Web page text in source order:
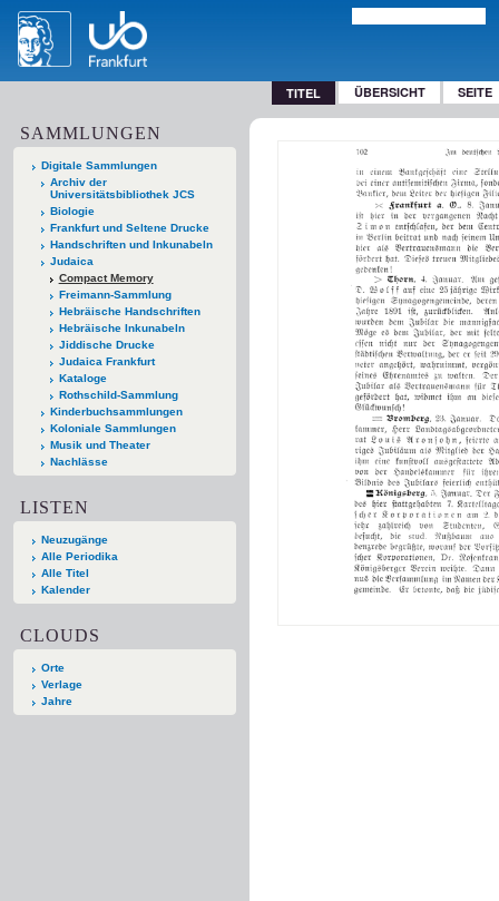
TITEL ÜBERSICHT SEITE
SAMMLUNGEN
Digitale Sammlungen
Archiv der
Universitätsbibliothek JCS
Biologie
Frankfurt und Seltene Drucke
Handschriften und Inkunabeln
Judaica
Compact Memory
Freimann-Sammlung
Hebräische Handschriften
Hebräische Inkunabeln
Jiddische Drucke
Judaica Frankfurt
Kataloge
Rothschild-Sammlung
Kinderbuchsammlungen
Koloniale Sammlungen
Musik und Theater
Nachlässe
LISTEN
Neuzugänge
Alle Periodika
Alle Titel
Kalender
CLOUDS
Orte
Verlage
Jahre